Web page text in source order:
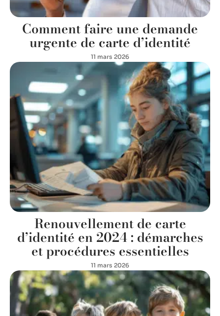
Comment faire une demande
urgente de carte d’identité
11 mars 2026
Renouvellement de carte
d’identité en 2024 : démarches
et procédures essentielles
11 mars 2026